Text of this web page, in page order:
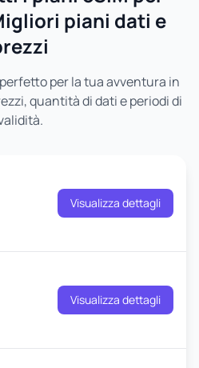
piani dati e
per la tua avventura in
quantità di dati e periodi di
Visualizza dettagli
Visualizza dettagli